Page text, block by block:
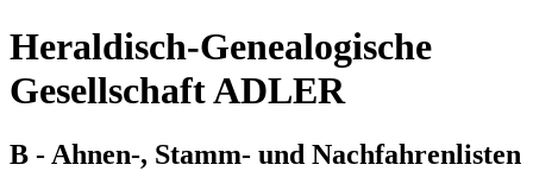
Heraldisch-Genealogische
Gesellschaft ADLER
B - Ahnen-, Stamm- und Nachfahrenlisten